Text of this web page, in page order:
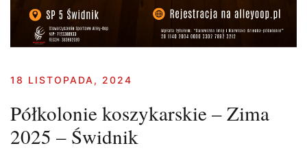
18 LISTOPADA, 2024
Półkolonie koszykarskie – Zima
2025 – Świdnik